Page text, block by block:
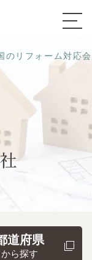
のリフォーム対応
道府県
から探す